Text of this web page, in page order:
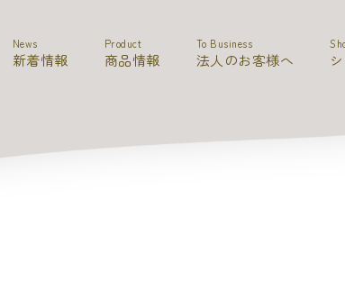
News
新着情報
Product
商品情報
To Business
法人のお客様へ